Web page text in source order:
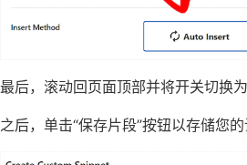
最后，滚动回页面顶部并将开关切换为
之后，单击“保存片段”按钮以存储您